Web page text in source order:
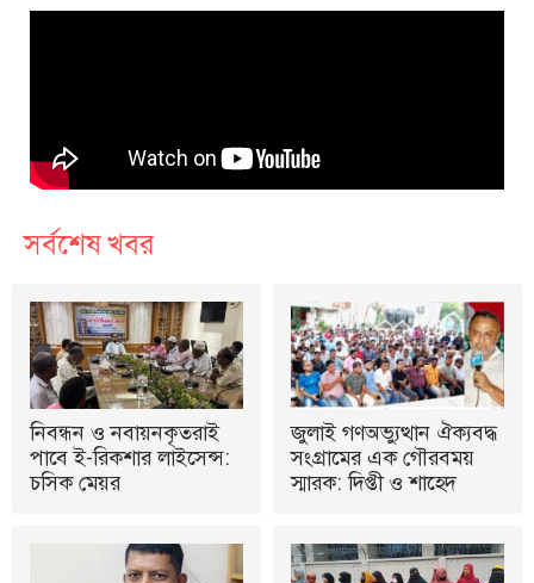
সর্বশেষ খবর
নিবন্ধন ও নবায়নকৃতরাই
পাবে ই-রিকশার লাইসেন্স:
চসিক মেয়র
জুলাই গণঅভ্যুত্থান ঐক্যবদ্ধ
সংগ্রামের এক গৌরবময়
স্মারক: দিপ্তী ও শাহেদ